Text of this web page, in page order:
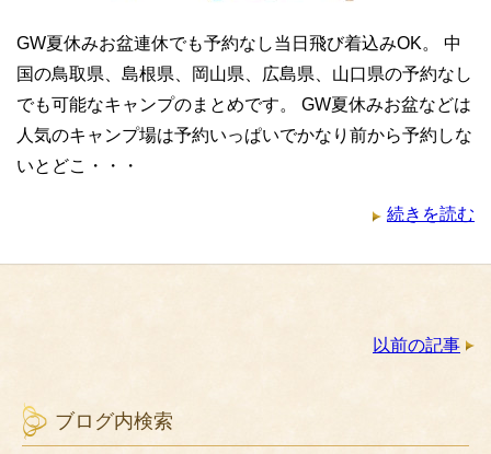
GW夏休みお盆連休でも予約なし当日飛び着込みOK。 中
国の鳥取県、島根県、岡山県、広島県、山口県の予約なし
でも可能なキャンプのまとめです。 GW夏休みお盆などは
人気のキャンプ場は予約いっぱいでかなり前から予約しな
いとどこ・・・
続きを読む
以前の記事
ブログ内検索